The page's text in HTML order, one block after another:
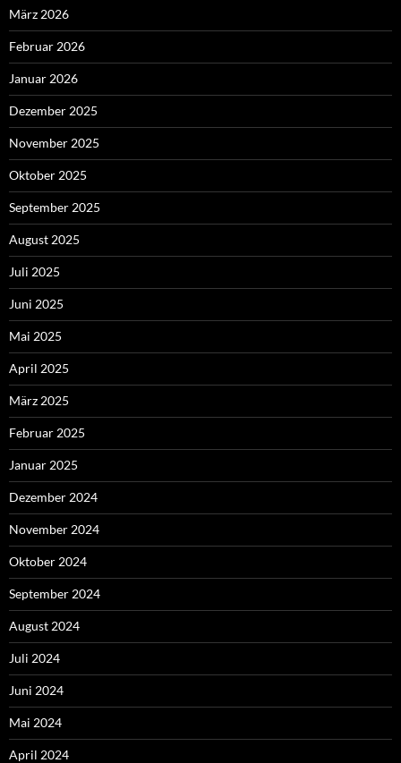
März 2026
Februar 2026
Januar 2026
Dezember 2025
November 2025
Oktober 2025
September 2025
August 2025
Juli 2025
Juni 2025
Mai 2025
April 2025
März 2025
Februar 2025
Januar 2025
Dezember 2024
November 2024
Oktober 2024
September 2024
August 2024
Juli 2024
Juni 2024
Mai 2024
April 2024